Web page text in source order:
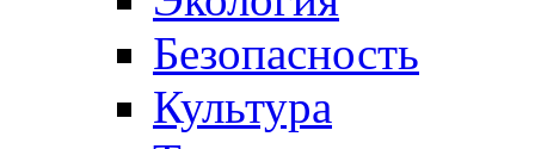
Безопасность
Культура